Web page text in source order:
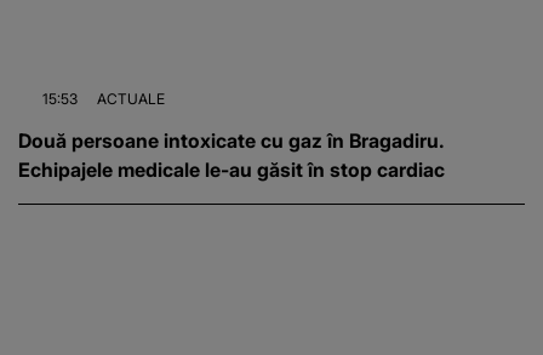
15:53 ACTUALE
Două persoane intoxicate cu gaz în Bragadiru.
Echipajele medicale le-au găsit în stop cardiac